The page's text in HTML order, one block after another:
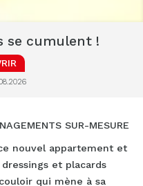
se cumulent !
SUR-MESURE
nouvel appartement et
et placards
qui mène à sa